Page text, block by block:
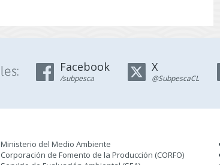
Facebook
/subpesca
X
@SubpescaCL
Ministerio del Medio Ambiente
Corporación de Fomento de la Producción (CORFO)